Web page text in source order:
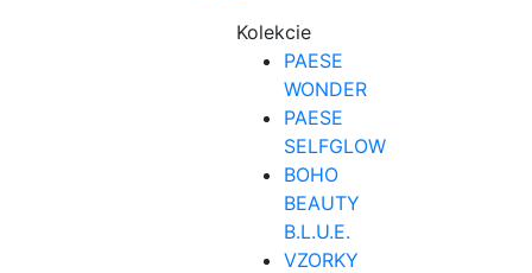
Kolekcie
PAESE
WONDER
PAESE
SELFGLOW
BOHO
BEAUTY
B.L.U.E.
VZORKY